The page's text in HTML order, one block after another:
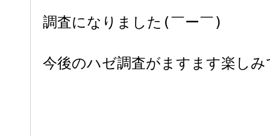
調査になりました(￣ー￣)
今後のハゼ調査がますます楽し